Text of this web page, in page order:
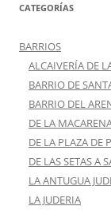
CATEGORÍAS
BARRIOS
ALCAIVERÍA DE
BARRIO DE
BARRIO DEL
DE LA
DE LA PLAZA DE
DE LAS SETAS A
LA ANTUGUA
LA JUDERIA